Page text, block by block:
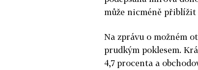
může nicméně přiblížit
Na zprávu o možném
prudkým poklesem.
4,7 procenta a